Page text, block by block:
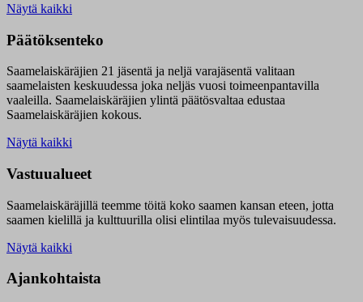
Näytä kaikki
Päätöksenteko
Saamelaiskäräjien 21 jäsentä ja neljä varajäsentä valitaan
saamelaisten keskuudessa joka neljäs vuosi toimeenpantavilla
vaaleilla. Saamelaiskäräjien ylintä päätösvaltaa edustaa
Saamelaiskäräjien kokous.
Näytä kaikki
Vastuualueet
Saamelaiskäräjillä teemme töitä koko saamen kansan eteen, jotta
saamen kielillä ja kulttuurilla olisi elintilaa myös tulevaisuudessa.
Näytä kaikki
Ajankohtaista